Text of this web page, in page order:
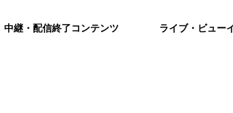
中継・配信終了コンテンツ ライブ・ビュー